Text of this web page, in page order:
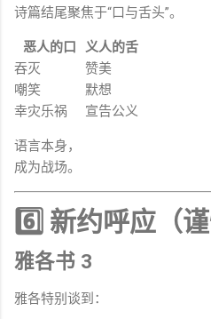
诗篇结尾聚焦于“口与舌头”。
恶人的口
义人的舌
吞灭
赞美
嘲笑
默想
幸灾乐祸 宣告公义
语言本身，
成为战场。
6️⃣ 新约呼应（
雅各书 3
雅各特别谈到：